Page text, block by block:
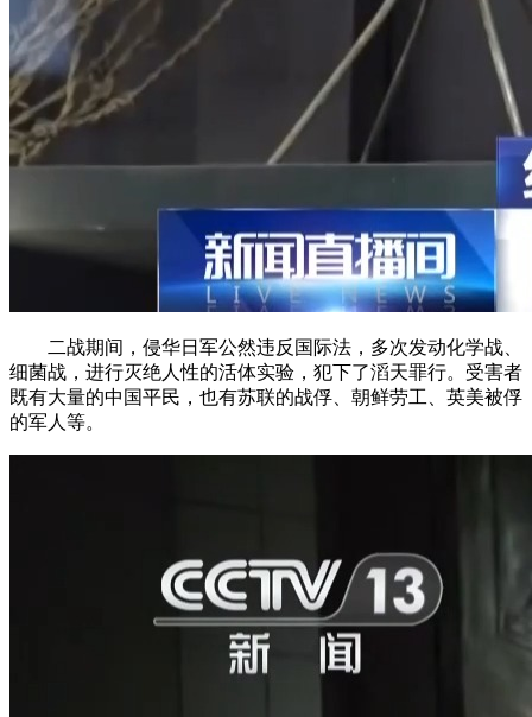
二战期间，侵华日军公然违反国际法，多次发动化学战、
细菌战，进行灭绝人性的活体实验，犯下了滔天罪行。受害者
既有大量的中国平民，也有苏联的战俘、朝鲜劳工、英美被俘
的军人等。